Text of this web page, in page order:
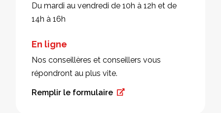
Du mardi au vendredi de 10h à 12h et de
14h à 16h
En ligne
Nos conseillères et conseillers vous
répondront au plus vite.
Remplir le formulaire